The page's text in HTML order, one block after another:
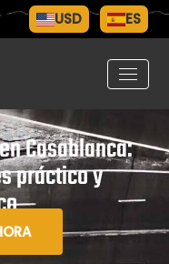
USD ES
Casablanca:
práctico y